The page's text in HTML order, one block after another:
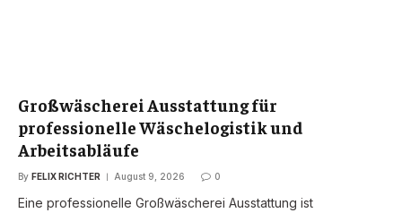
Großwäscherei Ausstattung für
professionelle Wäschelogistik und
Arbeitsabläufe
By FELIX RICHTER August 9, 2026 0
Eine professionelle Großwäscherei Ausstattung ist